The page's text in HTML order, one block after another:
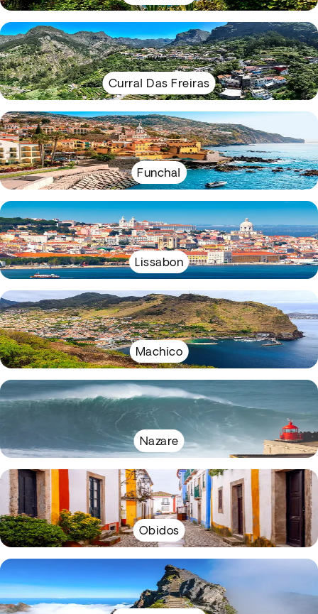
Curral Das Freiras
Funchal
Lissabon
Machico
Nazare
Obidos